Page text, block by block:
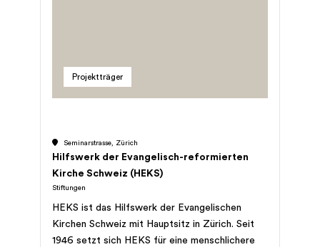
angestossen und umgesetzt.
Projektträger
Seminarstrasse, Zürich
Hilfswerk der Evangelisch-reformierten
Kirche Schweiz (HEKS)
Stiftungen
HEKS ist das Hilfswerk der Evangelischen
Kirchen Schweiz mit Hauptsitz in Zürich. Seit
1946 setzt sich HEKS für eine menschlichere